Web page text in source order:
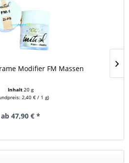
Modifier FM Massen
Inhalt 20 g
2,40 € / 1 g)
ab 47,90 € *